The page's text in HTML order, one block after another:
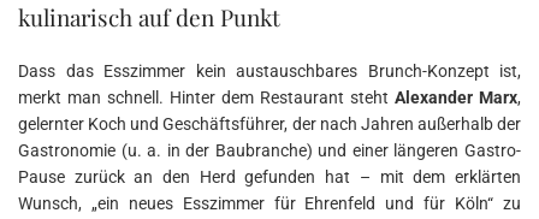
kulinarisch auf den Punkt
Dass das Esszimmer kein austauschbares Brunch-Konzept ist,
merkt man schnell. Hinter dem Restaurant steht Alexander Marx,
gelernter Koch und Geschäftsführer, der nach Jahren außerhalb der
Gastronomie (u. a. in der Baubranche) und einer längeren Gastro-
Pause zurück an den Herd gefunden hat – mit dem erklärten
Wunsch, „ein neues Esszimmer für Ehrenfeld und für Köln“ zu